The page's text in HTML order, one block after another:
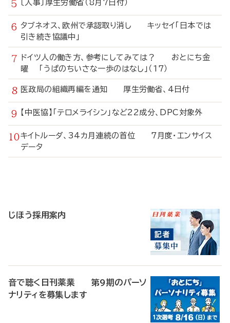
〔人事〕厚生労働省（8月7日付）
タブネオス、欧州で承認取り消し キッセイ「日本では
引き続き協議中」
ドイツ人の働き方、参考にしてみては？ おとにち金
曜 「うぱのちいさな一歩のはなし」（17）
医政局の組織再編を通知 厚生労働省、4日付
【中医協】「テロメライシン」など22成分、DPC対象外
キイトルーダ、34カ月連続の首位 7月度・エンサイス
データ
じほう採用案内
音で聴く日刊薬業 第9期のパーソ
ナリティを募集します